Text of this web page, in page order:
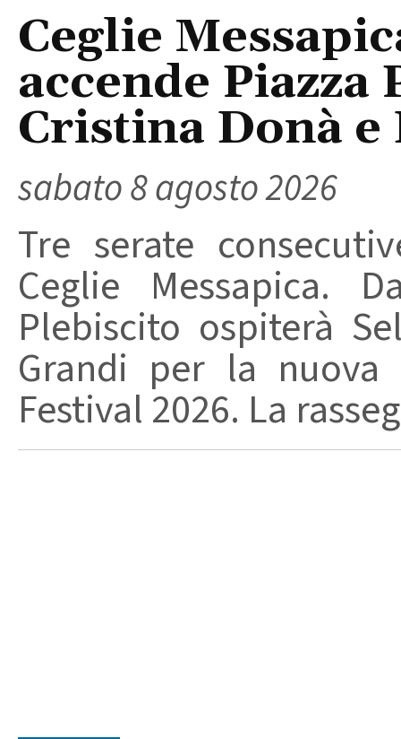
Ceglie
accende
Cristina Donà
sabato 8 agosto 2026
Tre serate
Ceglie Messapica.
Plebiscito ospiterà
Grandi per la
Festival 2026. La